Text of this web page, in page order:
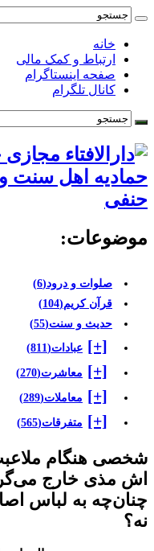
خانه
ارتباط و کمک مالی
صفحه اینستاگرام
کانال تلگرام
حمادیه اهل سنت
حنفی
موضوعات:
صلوات و درود(6)
قرآن کریم(104)
حدیث و سنت(55)
[+] عبادات(811)
[+] معاشرت(270)
[+] معاملات(289)
[+] متفرقات(565)
شخصی هنگام
اش مذی خارج
چنان‌چه به لباس
نه؟